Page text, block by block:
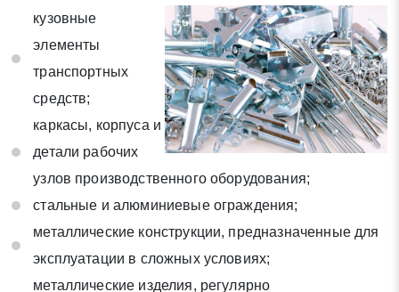
кузовные
элементы
транспортных
средств;
каркасы, корпуса и
детали рабочих
узлов производственного оборудования;
стальные и алюминиевые ограждения;
металлические конструкции, предназначенные для
эксплуатации в сложных условиях;
металлические изделия, регулярно